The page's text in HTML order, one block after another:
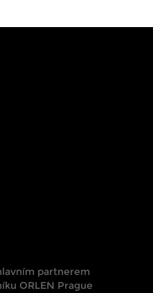
partnerem
ORLEN Prague